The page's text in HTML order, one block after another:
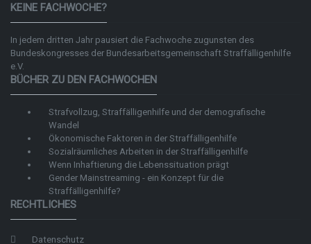
KEINE FACHWOCHE?
In jedem dritten Jahr pausiert die Fachwoche zugunsten des
Bundeskongresses der Bundesarbeitsgemeinschaft Straffälligenhilfe
e.V.
BÜCHER ZU DEN FACHWOCHEN
Strafvollzug, Straffälligenhilfe und der demografische
Wandel
Ökonomische Faktoren in der Straffälligenhilfe
Sozialräumliches Arbeiten in der Straffälligenhilfe
Wenn Inhaftierung die Lebenssituation prägt
Gender Mainstreaming - ein Konzept für die
Straffälligenhilfe?
RECHTLICHES
Datenschutz